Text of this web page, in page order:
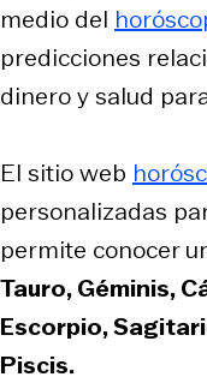
medio del
predicciones
dinero y salud
El sitio web
personalizadas
permite conocer
Tauro, Géminis,
Escorpio,
Piscis.